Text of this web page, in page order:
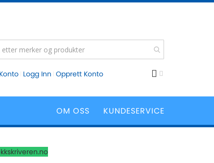
Logg Inn Opprett Konto
KUNDESERVICE
OM OSS